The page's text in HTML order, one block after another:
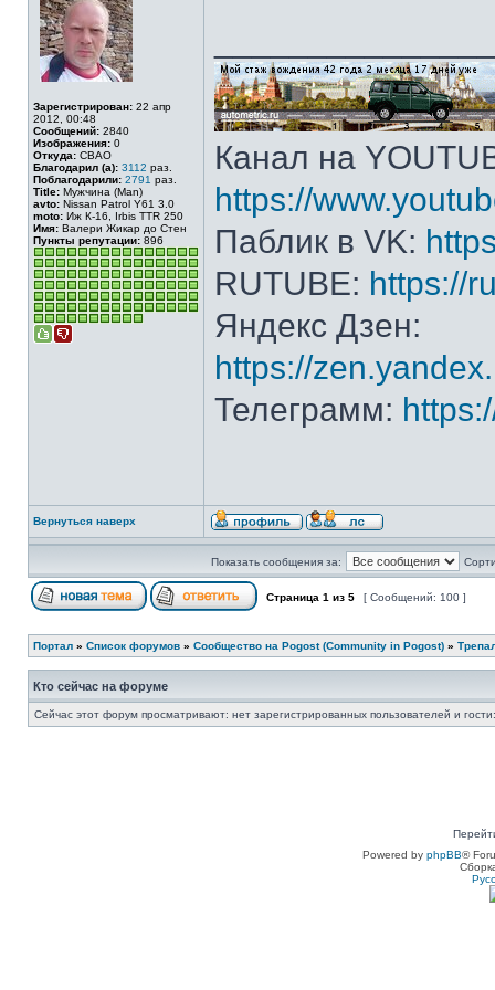
Зарегистрирован: 22 апр
2012, 00:48
Сообщений: 2840
Изображения: 0
Откуда: СВАО
Благодарил (а): 3112 раз.
Поблагодарили: 2791 раз.
Title: Мужчина (Man)
avto: Nissan Patrol Y61 3.0
moto: Иж К-16, Irbis TTR 250
Имя: Валери Жикар до Стен
Пункты репутации: 896
Канал на
https://
Паблик в VK:
RUTUBE: https://
Яндекс Дзен:
https://
Телеграмм:
Вернуться наверх
Показать сообщения за:
Страница 1 из 5 [ Сообщений: 100 ]
Портал » Список форумов » Сообщество на Pogost (Community in Pogost) »
Кто сейчас на форуме
Сейчас этот форум просматривают: нет зарегистрированных пользователей и
Powered by phpBB®